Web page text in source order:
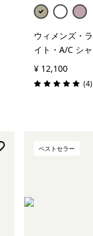
ウィメンズ・
イト・A/C シ
¥ 12,100
評価: 5.0 / 5 (4)
ベストセラー